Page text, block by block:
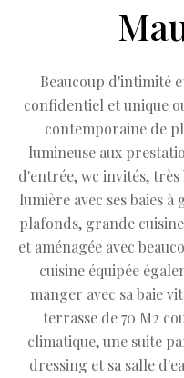
Beaucoup d'intimité
confidentiel et unique
contemporaine de
lumineuse aux
d'entrée, wc invités,
lumière avec ses baies
plafonds, grande
et aménagée avec
cuisine équipée
manger avec sa baie
terrasse de 70 M2
climatique, une suite
dressing et sa salle